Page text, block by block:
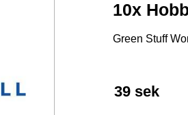
10x
Green Stuff
39 sek